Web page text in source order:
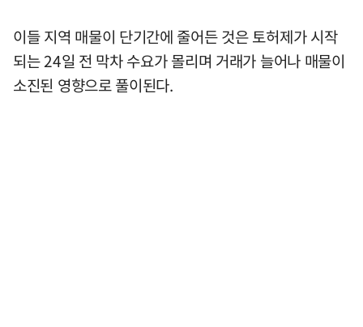
이들 지역 매물이 단기간에 줄어든 것은 토허제가 시작
되는 24일 전 막차 수요가 몰리며 거래가 늘어나 매물이
소진된 영향으로 풀이된다.